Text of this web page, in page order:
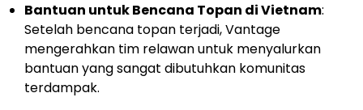
Bantuan untuk Bencana Topan di Vietnam:
Setelah bencana topan terjadi, Vantage
mengerahkan tim relawan untuk menyalurkan
bantuan yang sangat dibutuhkan komunitas
terdampak.